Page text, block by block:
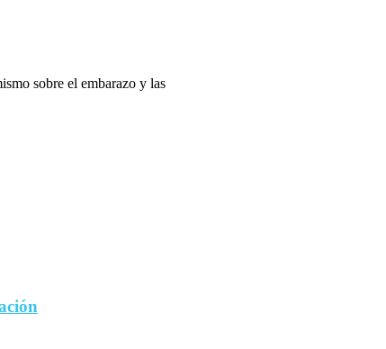
sobre el embarazo y las